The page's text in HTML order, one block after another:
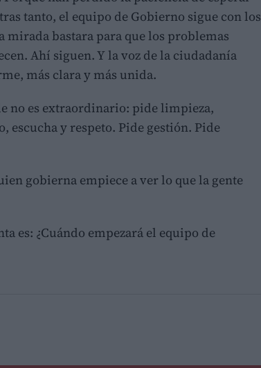
tanto, el equipo de Gobierno sigue con los
mirada bastara para que los problemas
Ahí siguen. Y la voz de la ciudadanía
más clara y más unida.
no es extraordinario: pide limpieza,
escucha y respeto. Pide gestión. Pide
gobierna empiece a ver lo que la gente
es: ¿Cuándo empezará el equipo de